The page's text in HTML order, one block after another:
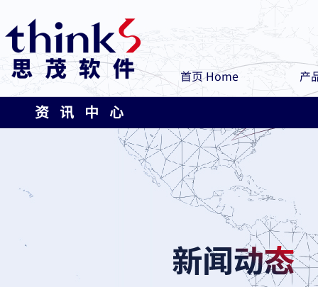
首页 Home 产
资 讯 中 心